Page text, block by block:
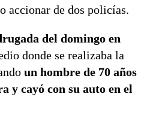
accionar de dos policías.
del domingo en
donde se realizaba la
un hombre de 70 años
y cayó con su auto en el